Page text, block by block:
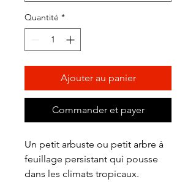
Quantité *
Ajouter au panier
Commander et payer
Un petit arbuste ou petit arbre à
feuillage persistant qui pousse
dans les climats tropicaux.